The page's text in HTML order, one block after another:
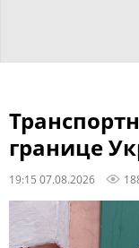
границе
19:15 07.08.2026